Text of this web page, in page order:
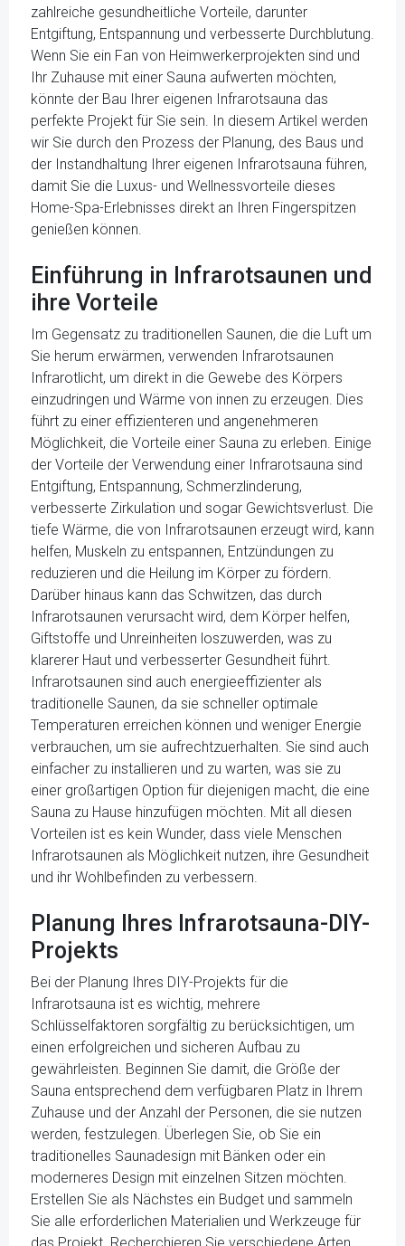
zahlreiche gesundheitliche Vorteile, darunter
Entgiftung, Entspannung und verbesserte Durchblutung.
Wenn Sie ein Fan von Heimwerkerprojekten sind und
Ihr Zuhause mit einer Sauna aufwerten möchten,
könnte der Bau Ihrer eigenen Infrarotsauna das
perfekte Projekt für Sie sein. In diesem Artikel werden
wir Sie durch den Prozess der Planung, des Baus und
der Instandhaltung Ihrer eigenen Infrarotsauna führen,
damit Sie die Luxus- und Wellnessvorteile dieses
Home-Spa-Erlebnisses direkt an Ihren Fingerspitzen
genießen können.
Einführung in Infrarotsaunen und
ihre Vorteile
Im Gegensatz zu traditionellen Saunen, die die Luft um
Sie herum erwärmen, verwenden Infrarotsaunen
Infrarotlicht, um direkt in die Gewebe des Körpers
einzudringen und Wärme von innen zu erzeugen. Dies
führt zu einer effizienteren und angenehmeren
Möglichkeit, die Vorteile einer Sauna zu erleben. Einige
der Vorteile der Verwendung einer Infrarotsauna sind
Entgiftung, Entspannung, Schmerzlinderung,
verbesserte Zirkulation und sogar Gewichtsverlust. Die
tiefe Wärme, die von Infrarotsaunen erzeugt wird, kann
helfen, Muskeln zu entspannen, Entzündungen zu
reduzieren und die Heilung im Körper zu fördern.
Darüber hinaus kann das Schwitzen, das durch
Infrarotsaunen verursacht wird, dem Körper helfen,
Giftstoffe und Unreinheiten loszuwerden, was zu
klarerer Haut und verbesserter Gesundheit führt.
Infrarotsaunen sind auch energieeffizienter als
traditionelle Saunen, da sie schneller optimale
Temperaturen erreichen können und weniger Energie
verbrauchen, um sie aufrechtzuerhalten. Sie sind auch
einfacher zu installieren und zu warten, was sie zu
einer großartigen Option für diejenigen macht, die eine
Sauna zu Hause hinzufügen möchten. Mit all diesen
Vorteilen ist es kein Wunder, dass viele Menschen
Infrarotsaunen als Möglichkeit nutzen, ihre Gesundheit
und ihr Wohlbefinden zu verbessern.
Planung Ihres Infrarotsauna-DIY-
Projekts
Bei der Planung Ihres DIY-Projekts für die
Infrarotsauna ist es wichtig, mehrere
Schlüsselfaktoren sorgfältig zu berücksichtigen, um
einen erfolgreichen und sicheren Aufbau zu
gewährleisten. Beginnen Sie damit, die Größe der
Sauna entsprechend dem verfügbaren Platz in Ihrem
Zuhause und der Anzahl der Personen, die sie nutzen
werden, festzulegen. Überlegen Sie, ob Sie ein
traditionelles Saunadesign mit Bänken oder ein
moderneres Design mit einzelnen Sitzen möchten.
Erstellen Sie als Nächstes ein Budget und sammeln
Sie alle erforderlichen Materialien und Werkzeuge für